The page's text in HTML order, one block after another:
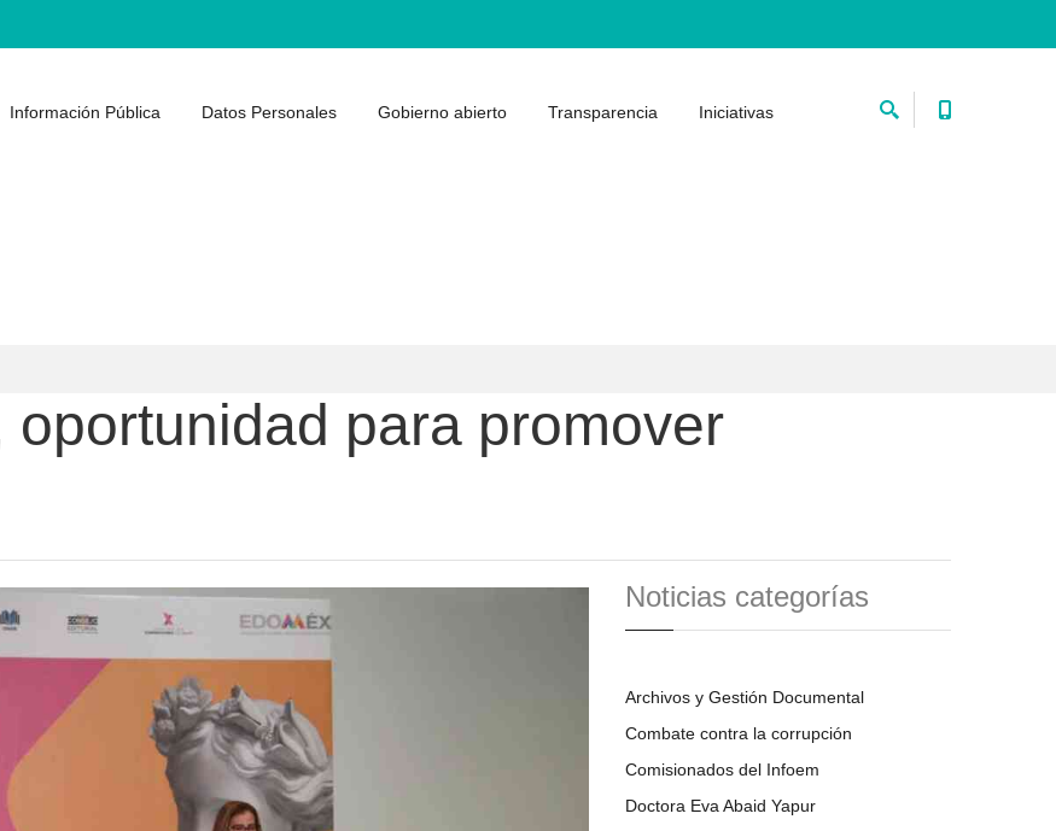
Información Pública Datos Personales Gobierno abierto Transparencia Iniciativas
oportunidad para promover
Noticias categorías
Archivos y Gestión Documental
Combate contra la corrupción
Comisionados del Infoem
Doctora Eva Abaid Yapur